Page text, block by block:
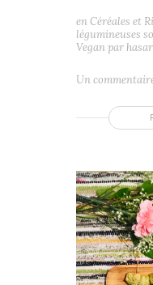
enCéréales et
légumineuses
Vegan par
Un